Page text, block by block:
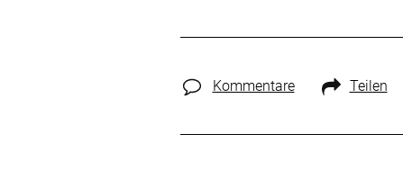
Kommentare Teilen